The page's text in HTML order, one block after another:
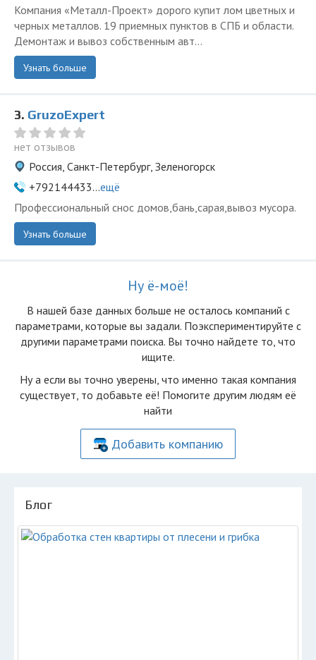
Компания «Металл-Проект» дорого купит лом цветных и
черных металлов. 19 приемных пунктов в СПБ и области.
Демонтаж и вывоз собственным авт...
Узнать больше
3. GruzoExpert
нет отзывов
Россия, Санкт-Петербург, Зеленогорск
+792144433...ещё
Профессиональный снос домов,бань,сарая,вывоз мусора.
Узнать больше
Ну ё-моё!
В нашей базе данных больше не осталоcь компаний с
параметрами, которые вы задали. Поэкспериментируйте с
другими параметрами поиска. Вы точно найдете то, что
ищите.
Ну а если вы точно уверены, что именно такая компания
существует, то добавьте её! Помогите другим людям её
найти
Добавить компанию
Блог